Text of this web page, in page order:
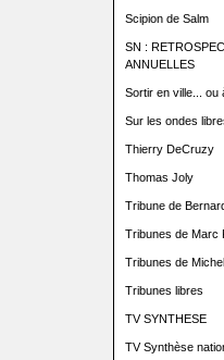
Scipion de Salm
SN :
ANNUELLES
Sortir en ville... ou
Sur les ondes
Thierry DeCruzy
Thomas Joly
Tribune de
Tribunes de Marc
Tribunes de
Tribunes libres
TV SYNTHESE
TV Synthèse